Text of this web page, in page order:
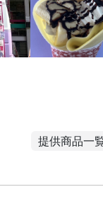
提供商品一